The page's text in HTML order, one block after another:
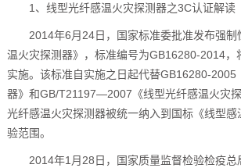
1、线型光纤感温火灾探测器之3C认证解读
2014年6月24日，国家标准委批准发布强制
温火灾探测器》，标准编号为GB16280-2014，
实施。该标准自实施之日起代替GB16280-2005
器》和GB/T21197—2007《线型光纤感温火灾
光纤感温火灾探测器被统一纳入到国标《线型
验范围。
2014年1月28日，国家质量监督检验检疫总